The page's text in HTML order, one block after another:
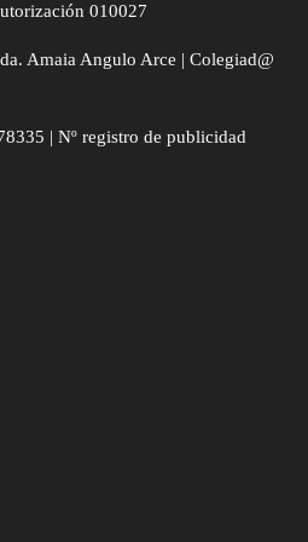
010027
Amaia Angulo Arce | Colegiad@
| Nº registro de publicidad